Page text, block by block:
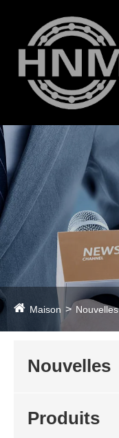
Maison Nouvelles
Nouvelles
Produits